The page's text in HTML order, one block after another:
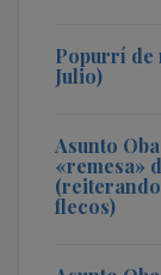
Popurrí de
Julio)
Asunto
«remesa»
flecos)